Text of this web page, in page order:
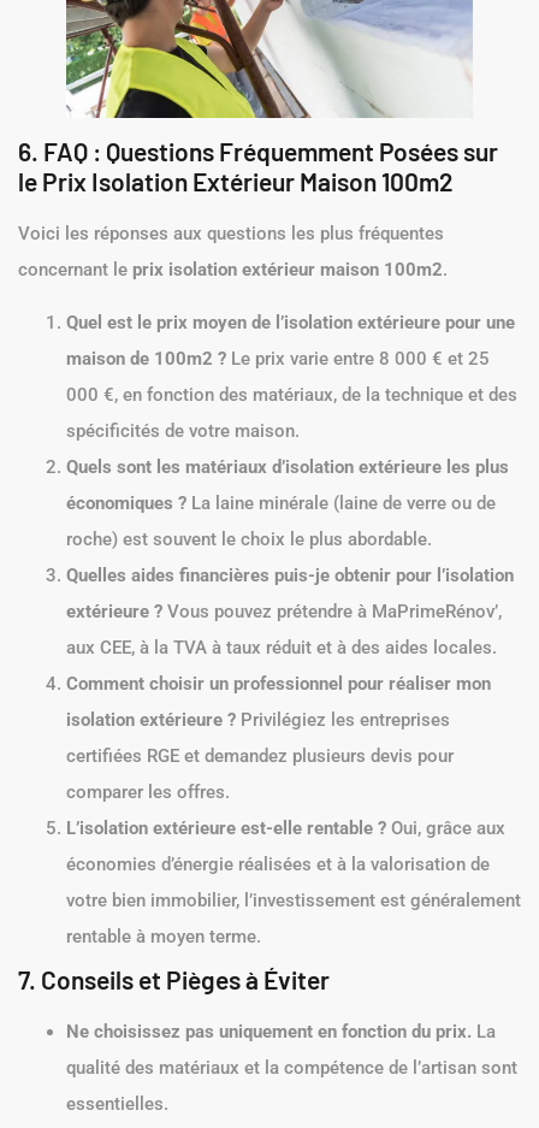
6. FAQ : Questions Fréquemment Posées sur
le Prix Isolation Extérieur Maison 100m2
Voici les réponses aux questions les plus fréquentes
concernant le prix isolation extérieur maison 100m2.
Quel est le prix moyen de l’isolation extérieure pour une
maison de 100m2 ? Le prix varie entre 8 000 € et 25
000 €, en fonction des matériaux, de la technique et des
spécificités de votre maison.
Quels sont les matériaux d’isolation extérieure les plus
économiques ? La laine minérale (laine de verre ou de
roche) est souvent le choix le plus abordable.
Quelles aides financières puis-je obtenir pour l’isolation
extérieure ? Vous pouvez prétendre à MaPrimeRénov’,
aux CEE, à la TVA à taux réduit et à des aides locales.
Comment choisir un professionnel pour réaliser mon
isolation extérieure ? Privilégiez les entreprises
certifiées RGE et demandez plusieurs devis pour
comparer les offres.
L’isolation extérieure est-elle rentable ? Oui, grâce aux
économies d’énergie réalisées et à la valorisation de
votre bien immobilier, l’investissement est généralement
rentable à moyen terme.
7. Conseils et Pièges à Éviter
Ne choisissez pas uniquement en fonction du prix. La
qualité des matériaux et la compétence de l’artisan sont
essentielles.